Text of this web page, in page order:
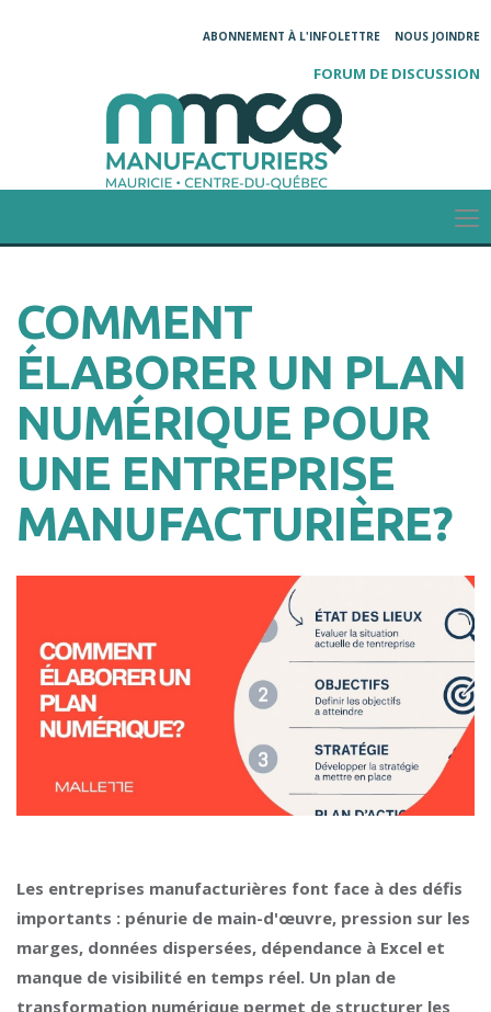
ABONNEMENT À L'INFOLETTRE NOUS JOINDRE
FORUM DE DISCUSSION
COMMENT
ÉLABORER UN PLAN
NUMÉRIQUE POUR
UNE ENTREPRISE
MANUFACTURIÈRE?
Les entreprises manufacturières font face à des défis
importants : pénurie de main-d'œuvre, pression sur les
marges, données dispersées, dépendance à Excel et
manque de visibilité en temps réel. Un plan de
transformation numérique permet de structurer les